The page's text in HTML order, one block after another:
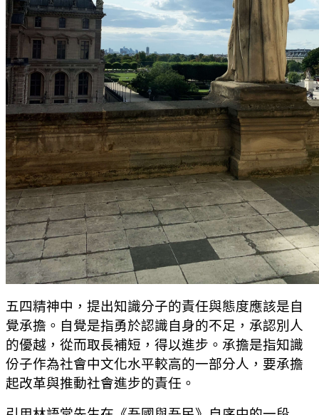
五四精神中，提出知識分子的責任與態度應該是自
覺承擔。自覺是指勇於認識自身的不足，承認別人
的優越，從而取長補短，得以進步。承擔是指知識
份子作為社會中文化水平較高的一部分人，要承擔
起改革與推動社會進步的責任。